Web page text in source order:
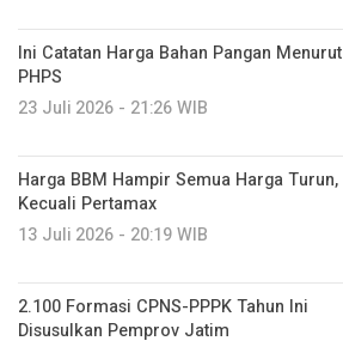
Ini Catatan Harga Bahan Pangan Menurut
PHPS
23 Juli 2026 - 21:26 WIB
Harga BBM Hampir Semua Harga Turun,
Kecuali Pertamax
13 Juli 2026 - 20:19 WIB
2.100 Formasi CPNS-PPPK Tahun Ini
Disusulkan Pemprov Jatim